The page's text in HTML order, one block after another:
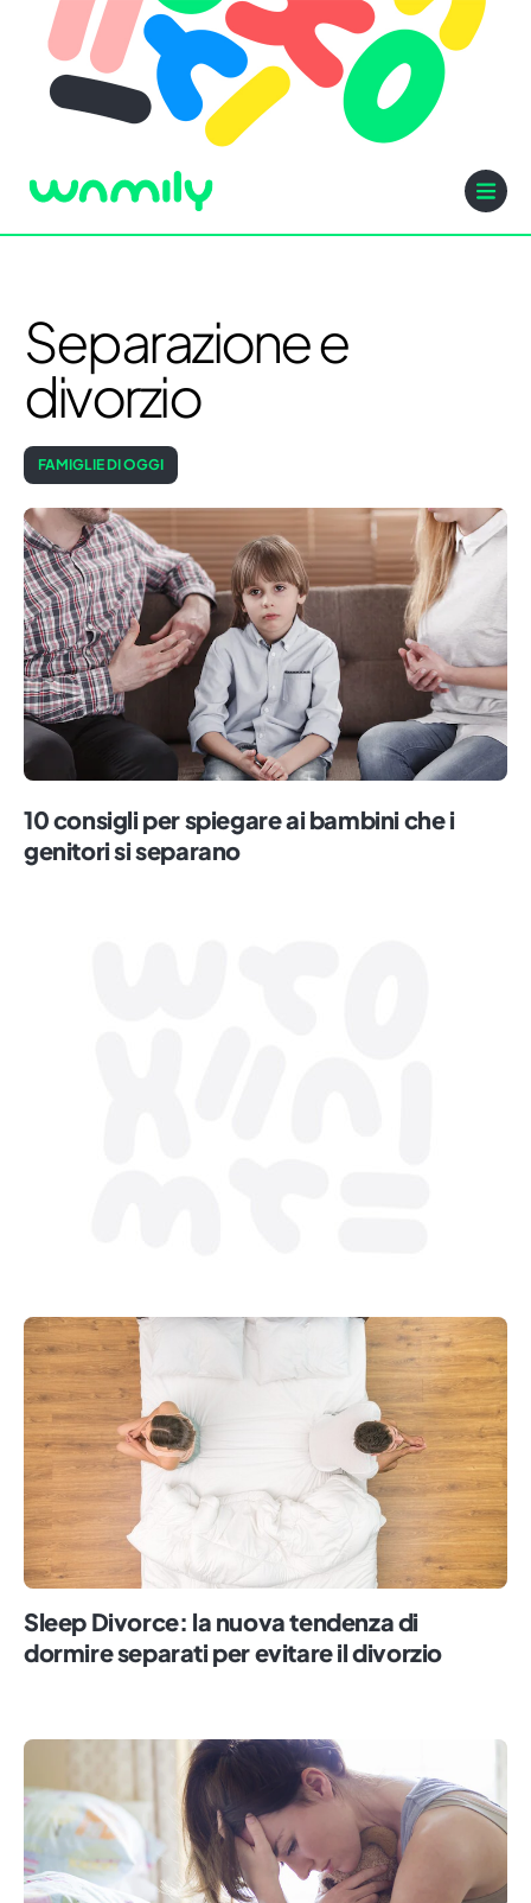
Separazione e
divorzio
FAMIGLIE DI OGGI
10 consigli per spiegare ai bambini che i
genitori si separano
Sleep Divorce: la nuova tendenza di
dormire separati per evitare il divorzio